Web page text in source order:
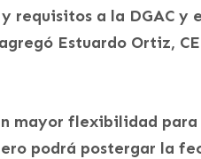
requisitos a la DGAC
Estuardo Ortiz,
mayor flexibilidad
podrá postergar la